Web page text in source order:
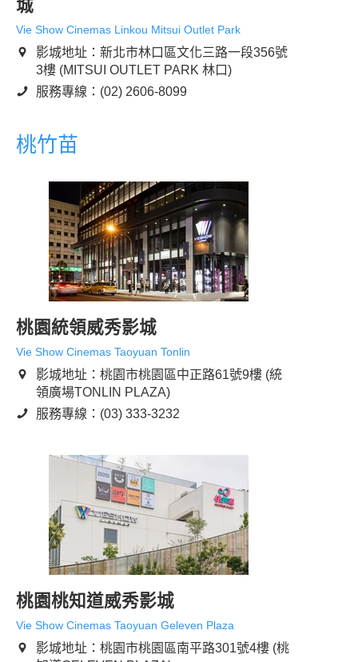
城
Vie Show Cinemas Linkou Mitsui Outlet Park
影城地址：新北市林口區文化三路一段356號
3樓 (MITSUI OUTLET PARK 林口)
服務專線：(02) 2606-8099
桃竹苗
桃園統領威秀影城
Vie Show Cinemas Taoyuan Tonlin
影城地址：桃園市桃園區中正路61號9樓 (統
領廣場TONLIN PLAZA)
服務專線：(03) 333-3232
桃園桃知道威秀影城
Vie Show Cinemas Taoyuan Geleven Plaza
影城地址：桃園市桃園區南平路301號4樓 (桃